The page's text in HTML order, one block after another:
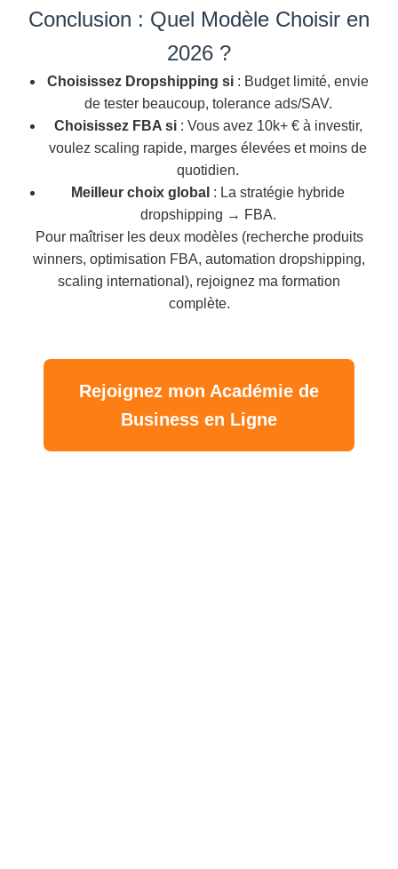
Conclusion : Quel Modèle Choisir en
2026 ?
Choisissez Dropshipping si : Budget limité, envie
de tester beaucoup, tolerance ads/SAV.
Choisissez FBA si: Vous avez 10k+ € à investir,
voulez scaling rapide, marges élevées et moins de
quotidien.
Meilleur choix global : La stratégie hybride
dropshipping → FBA.
Pour maîtriser les deux modèles (recherche produits
winners, optimisation FBA, automation dropshipping,
scaling international), rejoignez ma formation
complète.
Rejoignez mon Académie de
Business en Ligne